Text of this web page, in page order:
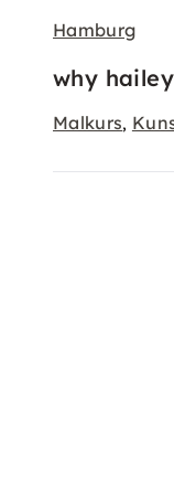
Hamburg
why
Malkurs,